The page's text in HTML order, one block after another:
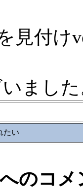
見付け
まし
たい
のコメ